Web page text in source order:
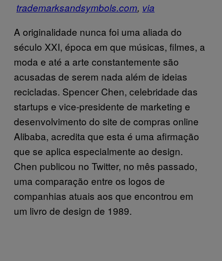
trademarksandsymbols.com, via
A originalidade nunca foi uma aliada do
século XXI, época em que músicas, filmes, a
moda e até a arte constantemente são
acusadas de serem nada além de ideias
recicladas. Spencer Chen, celebridade das
startups e vice-presidente de marketing e
desenvolvimento do site de compras online
Alibaba, acredita que esta é uma afirmação
que se aplica especialmente ao design.
Chen publicou no Twitter, no mês passado,
uma comparação entre os logos de
companhias atuais aos que encontrou em
um livro de design de 1989.